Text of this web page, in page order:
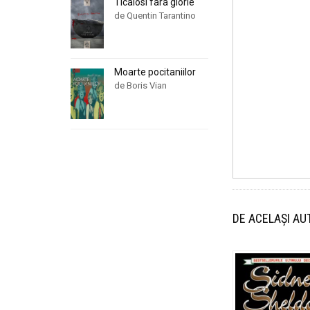
DE ACELAȘI
de Quentin Tarantino
Moarte pocitaniilor
de Boris Vian